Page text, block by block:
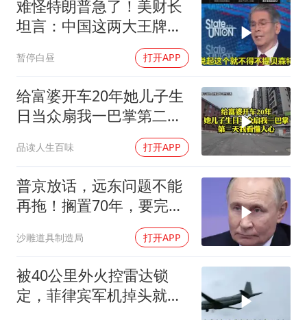
难怪特朗普急了！美财长
坦言：中国这两大王牌，
暂停白昼 打开APP
给富婆开车20年她儿子生
日当众扇我一巴掌第二天
品读人生百味 打开APP
普京放话，远东问题不能
再拖！搁置70年，要完成
沙雕道具制造局 打开APP
被40公里外火控雷达锁
定，菲律宾军机掉头就